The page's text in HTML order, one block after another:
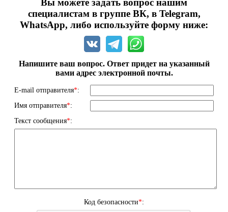
Вы можете задать вопрос нашим
специалистам в группе ВК, в Telegram,
WhatsApp, либо используйте форму ниже:
Напишите ваш вопрос. Ответ придет на указанный
вами адрес электронной почты.
E-mail отправителя*:
Имя отправителя*:
Текст сообщения*:
Код безопасности*: